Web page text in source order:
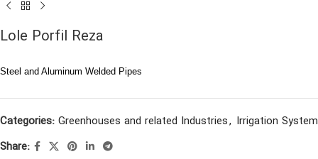
Lole Porfil Reza
Steel and Aluminum Welded Pipes
Categories: Greenhouses and related Industries, Irrigation System
Share: